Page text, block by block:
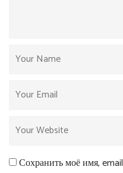
Сохранить моё имя,